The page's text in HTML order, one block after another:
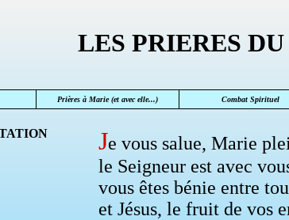
LES PRIERES
Prières à Marie (et avec elle...) Combat Spirituel
Je vous salue, Marie
le Seigneur est avec
vous êtes bénie entre
et Jésus, le fruit de vos